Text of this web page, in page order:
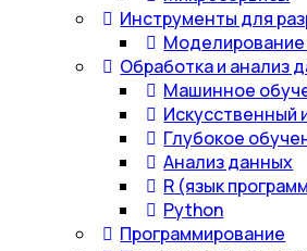
Инструменты для
Моделирование
Обработка и анализ
Машинное
Искусственный
Глубокое
Анализ данных
R (язык
Python
Программирование